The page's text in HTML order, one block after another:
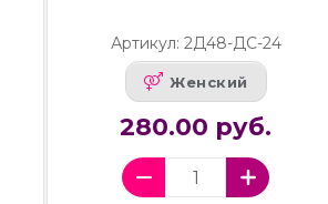
Артикул: 2Д48-ДС-24
Женский
280.00 руб.